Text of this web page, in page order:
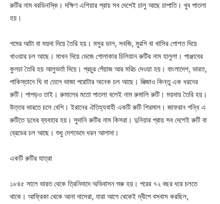
রুটির নাম বরডিনস্কি। দক্ষিণ এশিয়ার প্রায় সব দেশেই চালু আছে চাপাতি। খুব পাতলা
হয়।
গমের আটা বা ময়দা দিয়ে তৈরি হয়। মসুর ডাল, সবজি, মুরগি বা খাসির গোশত দিয়ে
খাওয়ার চল আছে। মাখন দিয়ে ভেজে গোলাকার চিলিয়ান রুটির নাম হালুলা। পাঞ্জাবের
কুলচা তৈরি হয় আলুভর্তা দিয়ে। প্রচুর পেঁয়াজ আর মরিচ দেওয়া হয়। বাংলাদেশ, ভারত,
পাকিস্তানে ঘি বা তেলে ভাজা পরোটার অনেক চল আছে। পিত্জাও কিন্তু এক ধরনের
রুটি। পাপড়ও তাই। রুমালের মতো পাতলা বলেই নাম রুমালি রুটি। ময়দায় তৈরি হয়।
উত্তর ভারতে চলে বেশি। ইরানের ঐতিহ্যবাহী একটি রুটি শিরমাল। জাফরান গন্ধি এ
রুটিতে দুধের ব্যবহার হয়। সুদানি রুটির নাম কিসরা। দুনিয়ার প্রায় সব দেশেই রুটি বা
ব্রেডের চল আছে। শুধু দেশভেদে ধরন আলাদা।
একটি রুটির যাত্রা
১৮৪৫ সালে ভারত থেকে ত্রিনিদাদে অভিবাসন শুরু হয়। পরের ৭২ বছর ধরে চলতে
থাকে। আফ্রিকা থেকে আনা দাসেরা, যারা আগে থেকেই দ্বীপে বসবাস করছিল,